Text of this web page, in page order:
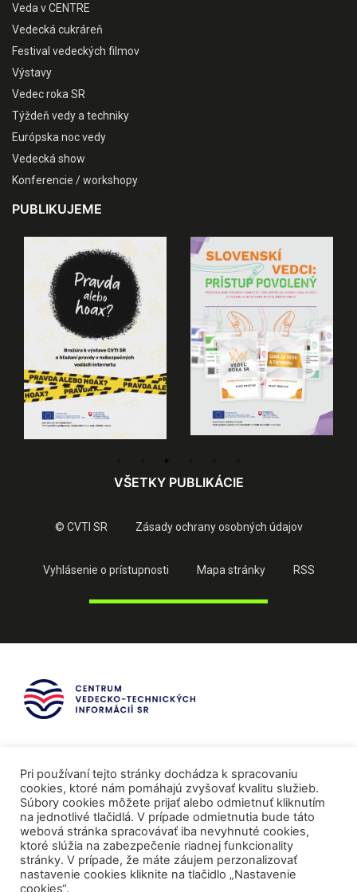
Veda v CENTRE
Vedecká cukráreň
Festival vedeckých filmov
Výstavy
Vedec roka SR
Týždeň vedy a techniky
Európska noc vedy
Vedecká show
Konferencie / workshopy
PUBLIKUJEME
VŠETKY PUBLIKÁCIE
© CVTI SR Zásady ochrany osobných údajov
Vyhlásenie o prístupnosti Mapa stránky RSS
Mediálni partneri
Pri používaní tejto stránky dochádza k spracovaniu
cookies, ktoré nám pomáhajú zvyšovať kvalitu služieb.
Súbory cookies môžete prijať alebo odmietnuť kliknutím
na jednotlivé tlačidlá. V prípade odmietnutia bude táto
webová stránka spracovávať iba nevyhnuté cookies,
ktoré slúžia na zabezpečenie riadnej funkcionality
stránky. V prípade, že máte záujem perzonalizovať
nastavenie cookies kliknite na tlačidlo „Nastavenie
cookies“.